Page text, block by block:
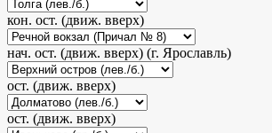
кон. ост. (движ. вверх)
нач. ост. (движ. вверх) (г. Ярославль)
ост. (движ. вверх)
ост. (движ. вверх)